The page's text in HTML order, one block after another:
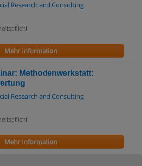
Research and Consulting
Mehr Information
Methodenwerkstatt:
Research and Consulting
Mehr Information